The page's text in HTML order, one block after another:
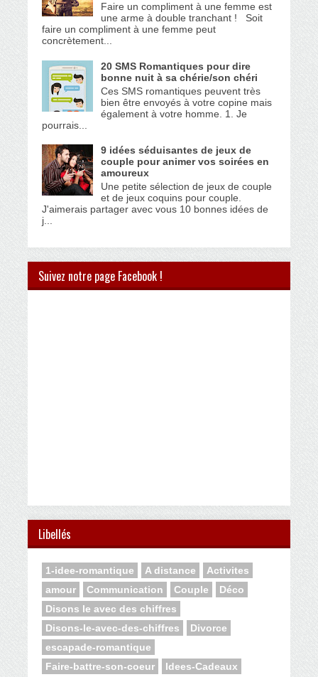
Faire un compliment à une femme est
une arme à double tranchant ! Soit
faire un compliment à une femme peut
concrètement...
20 SMS Romantiques pour dire
bonne nuit à sa chérie/son chéri
Ces SMS romantiques peuvent très
bien être envoyés à votre copine mais
également à votre homme. 1. Je
pourrais...
9 idées séduisantes de jeux de
couple pour animer vos soirées en
amoureux
Une petite sélection de jeux de couple
et de jeux coquins pour couple.
J'aimerais partager avec vous 10 bonnes idées de
j...
Suivez notre page Facebook !
Libellés
1-idee-romantique A distance
Activites
amour
Communication Couple
Déco
Disons le avec des chiffres
Disons-le-avec-des-chiffres
Divorce
escapade-romantique
Faire-battre-son-coeur
Idees-Cadeaux